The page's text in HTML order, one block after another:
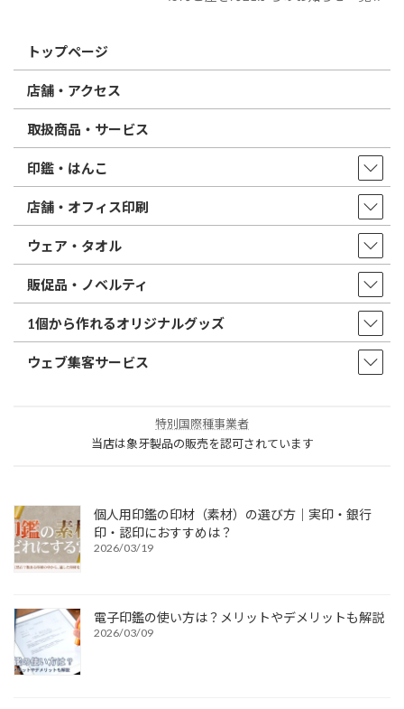
トップページ
店舗・アクセス
取扱商品・サービス
印鑑・はんこ
店舗・オフィス印刷
ウェア・タオル
販促品・ノベルティ
1個から作れるオリジナルグッズ
ウェブ集客サービス
特別国際種事業者
当店は象牙製品の販売を認可されています
個人用印鑑の印材（素材）の選び方｜実印・銀行
印・認印におすすめは？
2026/03/19
電子印鑑の使い方は？メリットやデメリットも解説
2026/03/09